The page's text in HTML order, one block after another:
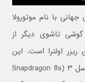
در بازارهای جهانی با نام موتورولا
گوشی تاشوی دیگر از
ریزر اولترا است. این
گوشی با چیپست اسنپدراگون ۸ اس نسل ۳ (Snapdragon 8s